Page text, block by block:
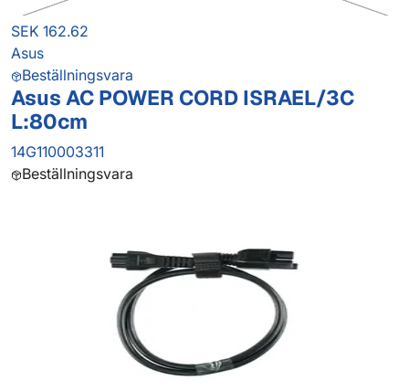
SEK 162.62
Asus
Beställningsvara
Asus AC POWER CORD ISRAEL/3C
L:80cm
14G110003311
Beställningsvara